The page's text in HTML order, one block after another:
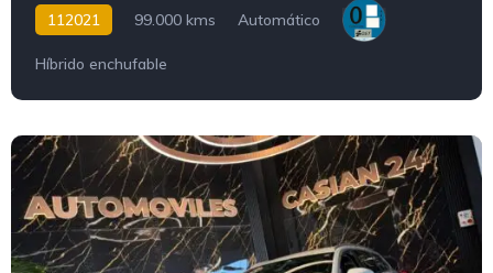
112021 99.000 kms Automático
Híbrido enchufable